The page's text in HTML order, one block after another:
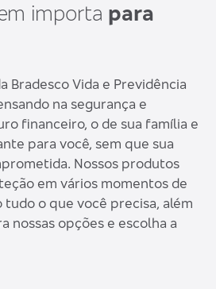
importa para
Bradesco Vida e Previdência
na segurança e
financeiro, o de sua família e
para você, sem que sua
Nossos produtos
em vários momentos de
o que você precisa, além
nossas opções e escolha a